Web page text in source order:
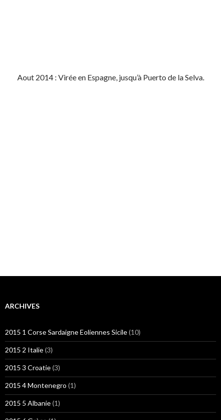
Aout 2014 : Virée en Espagne, jusqu’à Puerto de la Selva.
ARCHIVES
2015 1 Corse Sardaigne Eoliennes Sicile(10)
2015 2 Italie(3)
2015 3 Croatie(3)
2015 4 Montenegro (1)
2015 5 Albanie(1)